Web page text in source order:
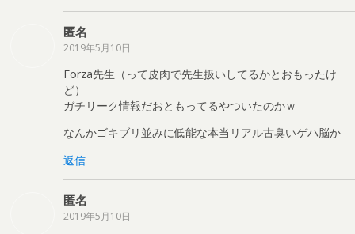
匿名
2019年5月10日
Forza先生（って皮肉で先生扱いしてるかとおもったけ
ど）
ガチリーク情報だおともってるやついたのかｗ
なんかゴキブリ並みに低能な本当リアル古臭いゲハ脳か
返信
匿名
2019年5月10日